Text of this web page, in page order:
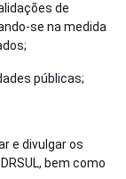
de
se na medida
públicas;
e divulgar os
bem como